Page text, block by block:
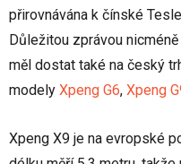
přirovnávána k čínské
Důležitou zprávou
měl dostat také na český
modely Xpeng G6, Xpeng
Xpeng X9 je na evropské